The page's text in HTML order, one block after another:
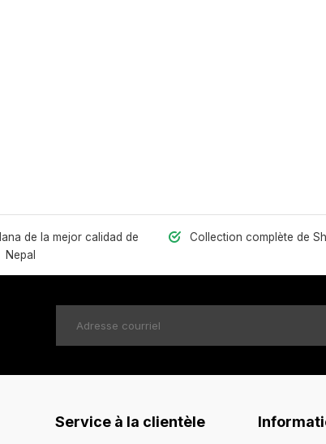
de la mejor calidad de
Nepal
Collection complète de
Service à la clientèle